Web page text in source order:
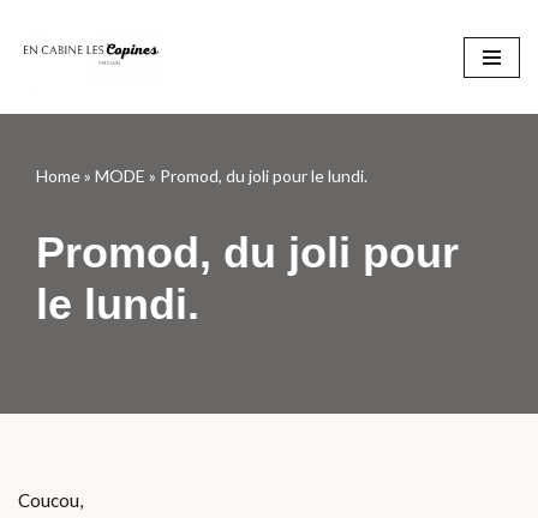
Home» MODE » Promod, du joli pour le lundi.
Promod, du joli pour
le lundi.
Coucou,